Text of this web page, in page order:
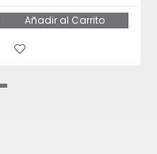
Añadir al Carrito